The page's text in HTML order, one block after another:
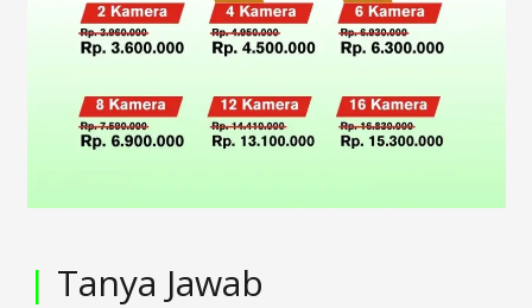
| Tanya Jawab